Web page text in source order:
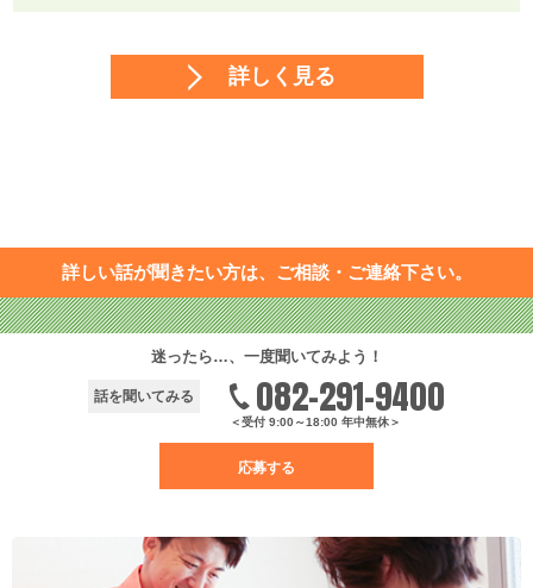
詳しく見る
詳しい話が聞きたい方は、ご相談・ご連絡下さい。
迷ったら…、一度聞いてみよう！
話を聞いてみる 082-291-9400
＜受付 9:00～18:00 年中無休＞
応募する